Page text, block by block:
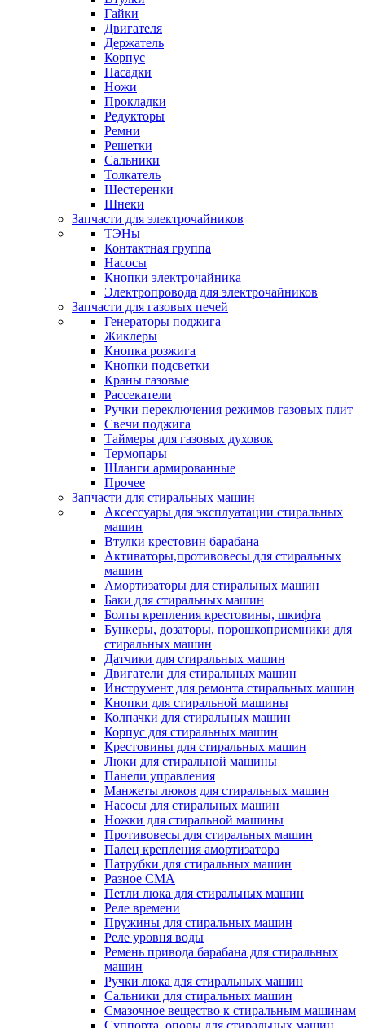
Гайки
Двигателя
Держатель
Корпус
Насадки
Ножи
Прокладки
Редукторы
Ремни
Решетки
Сальники
Толкатель
Шестеренки
Шнеки
Запчасти для электрочайников
ТЭНы
Контактная группа
Насосы
Кнопки электрочайника
Электропровода для электрочайников
Запчасти для газовых печей
Генераторы поджига
Жиклеры
Кнопка розжига
Кнопки подсветки
Краны газовые
Рассекатели
Ручки переключения режимов газовых плит
Свечи поджига
Таймеры для газовых духовок
Термопары
Шланги армированные
Прочее
Запчасти для стиральных машин
Аксессуары для эксплуатации стиральных
машин
Втулки крестовин барабана
Активаторы,противовесы для стиральных
машин
Амортизаторы для стиральных машин
Баки для стиральных машин
Болты крепления крестовины, шкифта
Бункеры, дозаторы, порошкоприемники для
стиральных машин
Датчики для стиральных машин
Двигатели для стиральных машин
Инструмент для ремонта стиральных машин
Кнопки для стиральной машины
Колпачки для стиральных машин
Корпус для стиральных машин
Крестовины для стиральных машин
Люки для стиральной машины
Панели управления
Манжеты люков для стиральных машин
Насосы для стиральных машин
Ножки для стиральной машины
Противовесы для стиральных машин
Палец крепления амортизатора
Патрубки для стиральных машин
Разное СМА
Петли люка для стиральных машин
Реле времени
Пружины для стиральных машин
Реле уровня воды
Ремень привода барабана для стиральных
машин
Ручки люка для стиральных машин
Сальники для стиральных машин
Смазочное вещество к стиральным машинам
Суппорта, опоры для стиральных машин